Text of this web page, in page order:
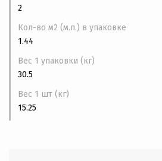
2
Кол-во м2 (м.п.) в упаковке
1.44
Вес 1 упаковки (кг)
30.5
Вес 1 шт (кг)
15.25